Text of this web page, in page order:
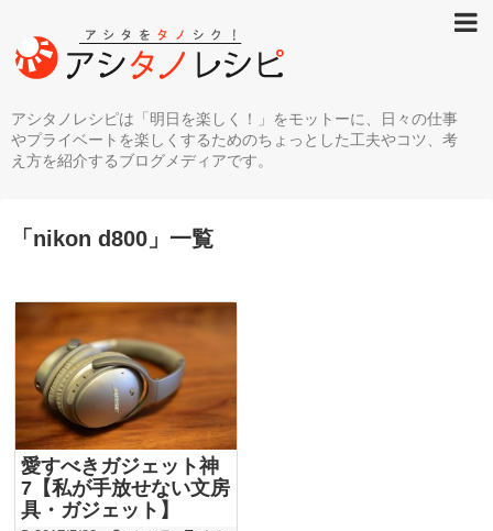
アシタノレシピは「明日を楽しく！」をモットーに、日々の仕事
やプライベートを楽しくするためのちょっとした工夫やコツ、考
え方を紹介するブログメディアです。
「 nikon d800 」 一覧
愛すべきガジェット神
7【私が手放せない文房
具・ガジェット】